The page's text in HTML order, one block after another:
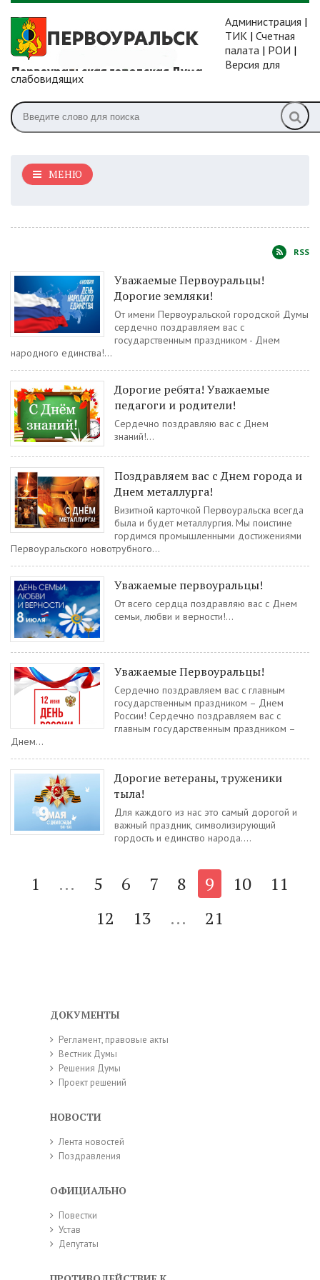
Администрация |
ТИК | Счетная
палата | РОИ |
Версия для
слабовидящих
МЕНЮ
RSS
Уважаемые Первоуральцы!
Дорогие земляки!
От имени Первоуральской городской Думы
сердечно поздравляем вас с
государственным праздником - Днем
народного единства!...
Дорогие ребята! Уважаемые
педагоги и родители!
Сердечно поздравляю вас с Днем
знаний!...
Поздравляем вас с Днем города и
Днем металлурга!
Визитной карточкой Первоуральска всегда
была и будет металлургия. Мы поистине
гордимся промышленными достижениями
Первоуральского новотрубного...
Уважаемые первоуральцы!
От всего сердца поздравляю вас с Днем
семьи, любви и верности!...
Уважаемые Первоуральцы!
Сердечно поздравляем вас с главным
государственным праздником – Днем
России! Сердечно поздравляем вас с
главным государственным праздником –
Днем...
Дорогие ветераны, труженики
тыла!
Для каждого из нас это самый дорогой и
важный праздник, символизирующий
гордость и единство народа....
1 ... 5 6 7 8 9 10
11
12
13 ... 21
ДОКУМЕНТЫ
Регламент, правовые акты
Вестник Думы
Решения Думы
Проект решений
НОВОСТИ
Лента новостей
Поздравления
ОФИЦИАЛЬНО
Повестки
Устав
Депутаты